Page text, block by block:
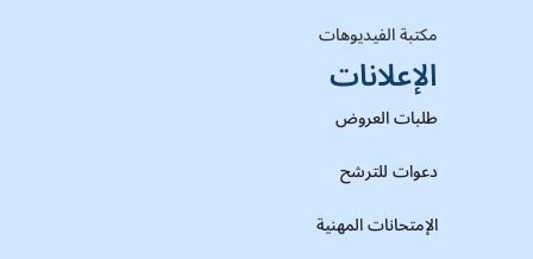
مكتبة الفيديوهات
الإعلانات
طلبات العروض
دعوات للترشح
الإمتحانات المهنية